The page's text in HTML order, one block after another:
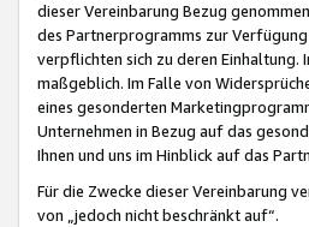
dieser Vereinbarung Bezug
des Partnerprogramms zur
verpflichten sich zu deren Einhaltung.
maßgeblich. Im Falle von
eines gesonderten
Unternehmen in Bezug auf das
Ihnen und uns im Hinblick auf das
Für die Zwecke dieser Vereinbarung
von „jedoch nicht beschränkt auf“.